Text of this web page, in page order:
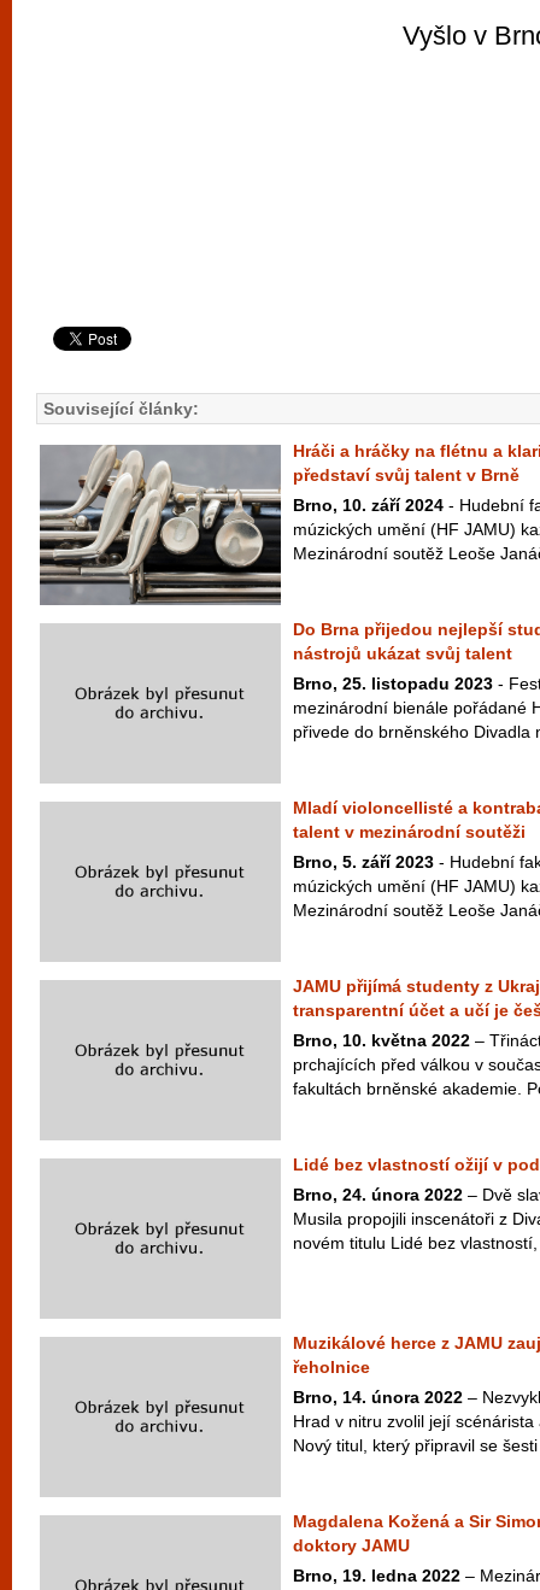
Vyšlo v
Související články:
Hráči a hráčky na flétnu a
představí svůj talent v Brně
Brno, 10. září 2024 - Hudební
múzických umění (HF JAMU)
Mezinárodní soutěž Leoše
Do Brna přijedou nejlepší
nástrojů ukázat svůj talent
Brno, 25. listopadu 2023 -
mezinárodní bienále pořádané
přivede do brněnského Divadla
Mladí violoncellisté a
talent v mezinárodní soutěži
Brno, 5. září 2023 - Hudební
múzických umění (HF JAMU)
Mezinárodní soutěž Leoše
JAMU přijímá studenty z
transparentní účet a učí je
Brno, 10. května 2022 –
prchajících před válkou v
fakultách brněnské akademie.
Lidé bez vlastností ožijí v
Brno, 24. února 2022 – Dvě
Musila propojili inscenátoři z
novém titulu Lidé bez
Muzikálové herce z JAMU
řeholnice
Brno, 14. února 2022 –
Hrad v nitru zvolil její
Nový titul, který připravil se
Magdalena Kožená a Sir
doktory JAMU
Brno, 19. ledna 2022 –